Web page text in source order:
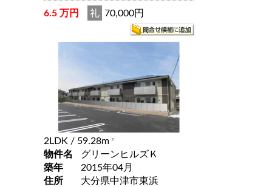
6.5 万円 礼 70,000円
2LDK / 59.28m 2
物件名
グリーンヒルズＫ
築年
2015年04月
住所
大分県中津市東浜